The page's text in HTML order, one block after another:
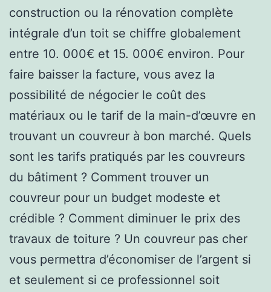
construction ou la rénovation complète
intégrale d’un toit se chiffre globalement
entre 10. 000€ et 15. 000€ environ. Pour
faire baisser la facture, vous avez la
possibilité de négocier le coût des
matériaux ou le tarif de la main-d’œuvre en
trouvant un couvreur à bon marché. Quels
sont les tarifs pratiqués par les couvreurs
du bâtiment ? Comment trouver un
couvreur pour un budget modeste et
crédible ? Comment diminuer le prix des
travaux de toiture ? Un couvreur pas cher
vous permettra d’économiser de l’argent si
et seulement si ce professionnel soit